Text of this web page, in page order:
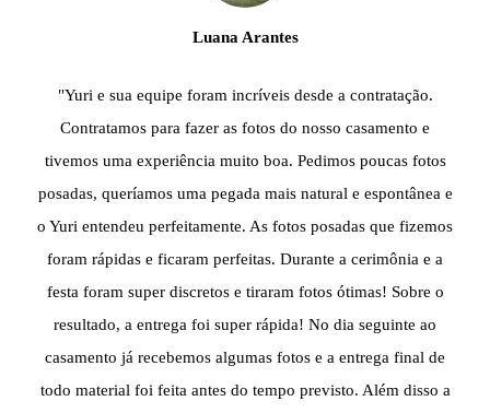
"Yuri e sua equipe foram incríveis desde a contratação.
Contratamos para fazer as fotos do nosso casamento e
tivemos uma experiência muito boa. Pedimos poucas fotos
posadas, queríamos uma pegada mais natural e espontânea e
o Yuri entendeu perfeitamente. As fotos posadas que fizemos
foram rápidas e ficaram perfeitas. Durante a cerimônia e a
festa foram super discretos e tiraram fotos ótimas! Sobre o
resultado, a entrega foi super rápida! No dia seguinte ao
casamento já recebemos algumas fotos e a entrega final de
todo material foi feita antes do tempo previsto. Além disso a
Luana Arantes